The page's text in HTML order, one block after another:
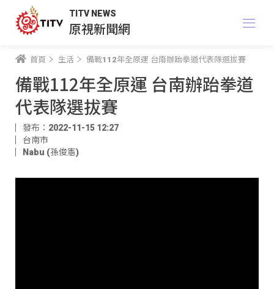
TITV NEWS
原視新聞網
首頁 生活 備戰112年全原運 台南辦跆拳道代表隊選拔賽
備戰112年全原運 台南辦跆拳道
代表隊選拔賽
發布：2022-11-15 12:27
台南市
Nabu (孫俊憲)